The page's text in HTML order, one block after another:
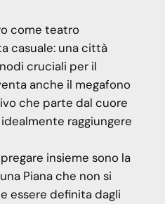
come teatro
casuale: una città
cruciali per il
anche il megafono
che parte dal cuore
raggiungere
insieme sono la
Piana che non si
essere definita dagli